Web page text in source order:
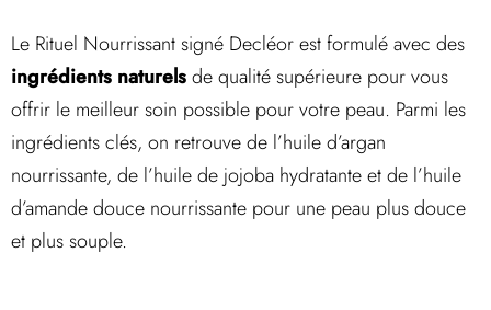
Le Rituel Nourrissant signé Decléor est formulé avec des
ingrédients naturelsde qualité supérieure pour vous
offrir le meilleur soin possible pour votre peau. Parmi les
ingrédients clés, on retrouve de l’huile d’argan
nourrissante, de l’huile de jojoba hydratante et de l’huile
d’amande douce nourrissante pour une peau plus douce
et plus souple.